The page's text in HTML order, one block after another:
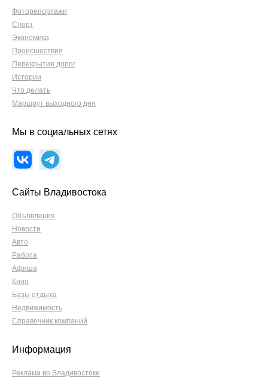
Фоторепортажи
Спорт
Экономика
Происшествия
Перекрытия дорог
Истории
Что делать
Маршрут выходного дня
Мы в социальных сетях
Сайты Владивостока
Объявления
Новости
Авто
Работа
Афиша
Кино
Базы отдыха
Недвижимость
Справочник компаний
Информация
Реклама во Владивостоке